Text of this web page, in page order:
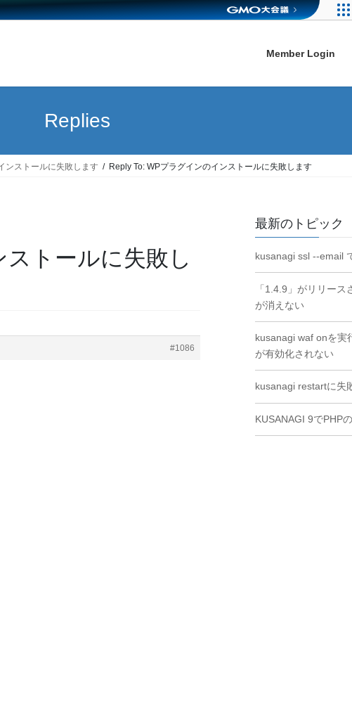
Member Login
Replies
ンストールに失敗します Reply To: WPプラグインのインストールに失敗します
トールに失敗し
#1086
最新のトピック
kusanagi ssl --email
「1.4.9」がリリー
が消えない
kusanagi waf onを実
が有効化されない
kusanagi restartに失
KUSANAGI 9でPHP